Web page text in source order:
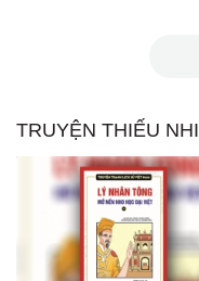
TRUYỆN THIẾU NHI